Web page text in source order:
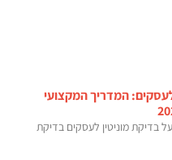
המדריך המקצועי
בדיקת מוניטין לעסקים בדיקת